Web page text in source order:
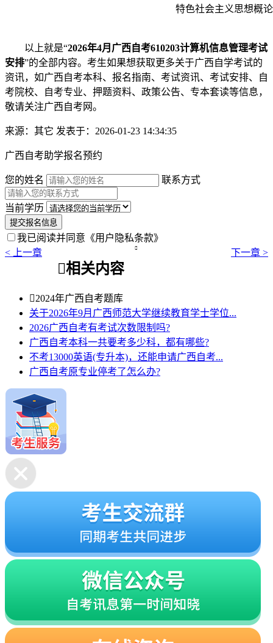
特色社会主义思想概论
以上就是“2026年4月广西自考610203计算机信息管理考试
安排”的全部内容。考生如果想获取更多关于广西自学考试的
资讯，如广西自考本科、报名指南、考试资讯、考试安排、自
考院校、自考专业、押题资料、政策公告、专本套读等信息，
敬请关注广西自考网。
来源：其它 发表于：2026-01-23 14:34:35
广西自考助学报名预约
您的姓名 联系方式
当前学历
提交报名信息
我已阅读并同意 《用户隐私条款》
< 上一章
 下一章 >
相关内容
2024年广西自考题库
关于2026年9月广西师范大学继续教育学士学位...
2026广西自考有考试次数限制吗?
广西自考本科一共要考多少科，都有哪些?
不考13000英语(专升本)，还能申请广西自考...
广西自考原专业停考了怎么办?